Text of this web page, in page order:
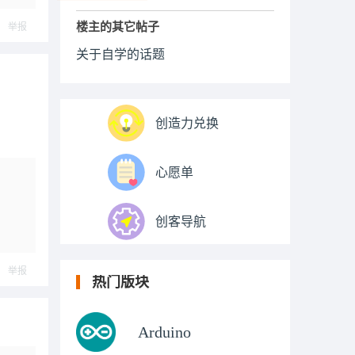
举报
举报
楼主的其它帖子
关于自学的话题
创造力兑换
心愿单
创客导航
热门版块
Arduino